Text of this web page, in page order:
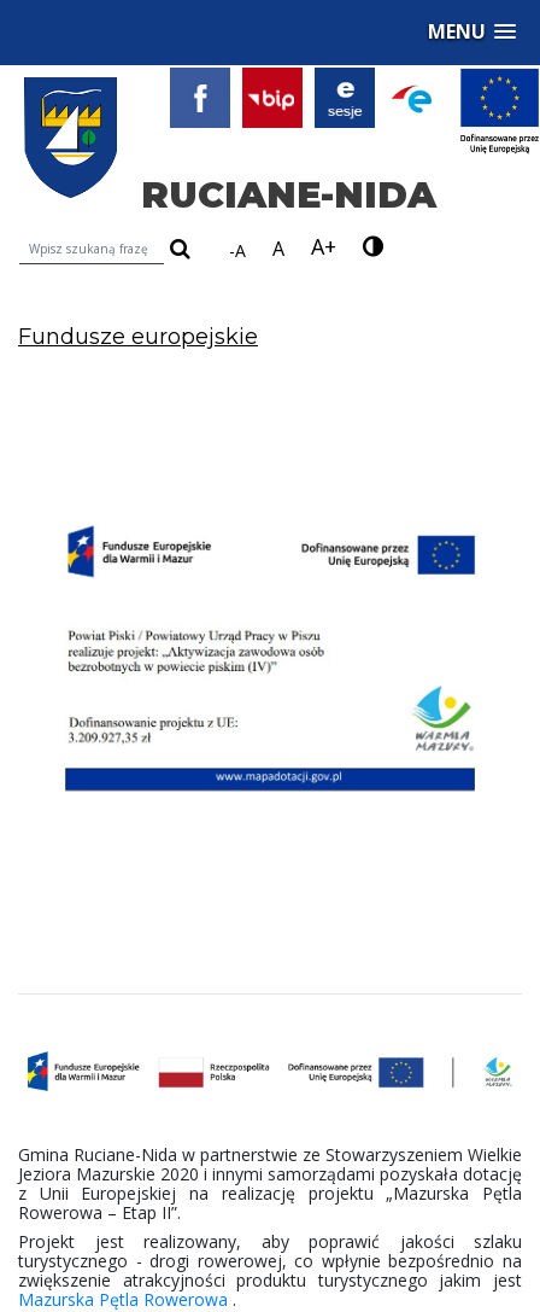
MENU
RUCIANE-NIDA
Wyszukiwarka treści na stronie
-A A A+
Fundusze europejskie
Gmina Ruciane-Nida w partnerstwie ze Stowarzyszeniem Wielkie
Jeziora Mazurskie 2020 i innymi samorządami pozyskała dotację
z Unii Europejskiej na realizację projektu „Mazurska Pętla
Rowerowa – Etap II”.
Projekt jest realizowany, aby poprawić jakości szlaku
turystycznego - drogi rowerowej, co wpłynie bezpośrednio na
zwiększenie atrakcyjności produktu turystycznego jakim jest
Mazurska Pętla Rowerowa .